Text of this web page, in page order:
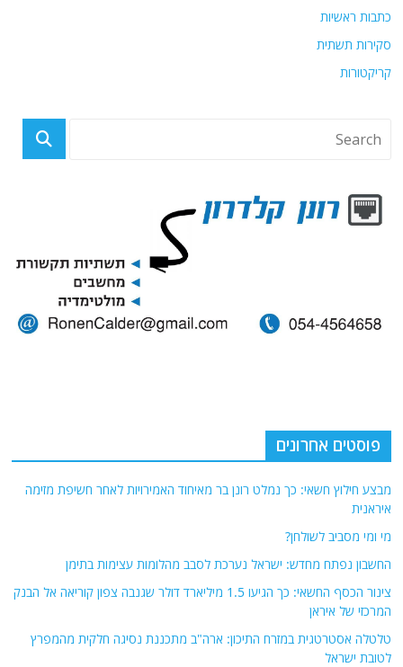
כתבות ראשיות
סקירות תשתית
קריקטורות
פוסטים אחרונים
מבצע חילוץ חשאי: כך נמלט רונן בר מאיחוד האמירויות לאחר חשיפת מזימה
איראנית
מי ומי מסביב לשולחן?
החשבון נפתח מחדש: ישראל נערכת לסבב מהלומות עצימות בתימן
צינור הכסף החשאי: כך הגיעו 1.5 מיליארד דולר שגנבה צפון קוריאה אל הבנק
המרכזי של איראן
טלטלה אסטרטגית במזרח התיכון: ארה"ב מתכננת נסיגה חלקית מהמפרץ
לטובת ישראל